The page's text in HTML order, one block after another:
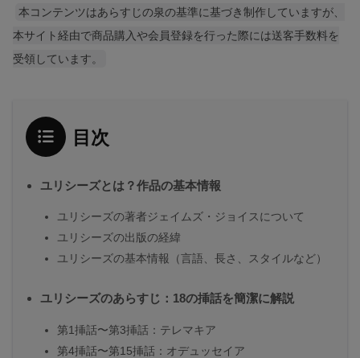
本コンテンツはあらすじの泉の基準に基づき制作していますが、
本サイト経由で商品購入や会員登録を行った際には送客手数料を
受領しています。
目次
ユリシーズとは？作品の基本情報
ユリシーズの著者ジェイムズ・ジョイスについて
ユリシーズの出版の経緯
ユリシーズの基本情報（言語、長さ、スタイルなど）
ユリシーズのあらすじ：18の挿話を簡潔に解説
第1挿話〜第3挿話：テレマキア
第4挿話〜第15挿話：オデュッセイア